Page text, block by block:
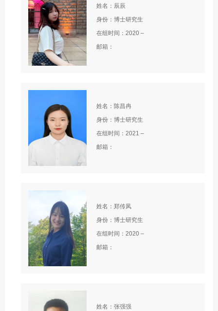
姓名：辰辰
身份：博士研究生
在组时间：2020 –
邮箱：
姓名：陈昌冉
身份：博士研究生
在组时间：2021 –
邮箱：
姓名：郑传凤
身份：博士研究生
在组时间：2020 –
邮箱：
姓名：张强强